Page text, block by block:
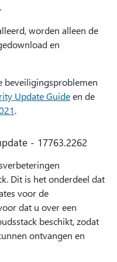
worden alleen de
en
beveiligingsproblemen
Update Guideen de
.
- 17763.2262
Dit is het onderdeel dat
voor de
dat u over een
beschikt, zodat
ontvangen en